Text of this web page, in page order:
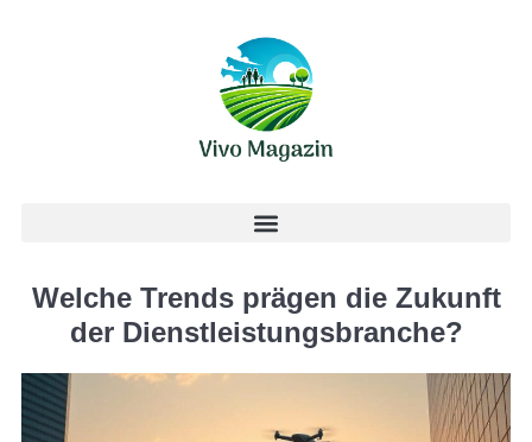
Welche Trends prägen die Zukunft
der Dienstleistungsbranche?